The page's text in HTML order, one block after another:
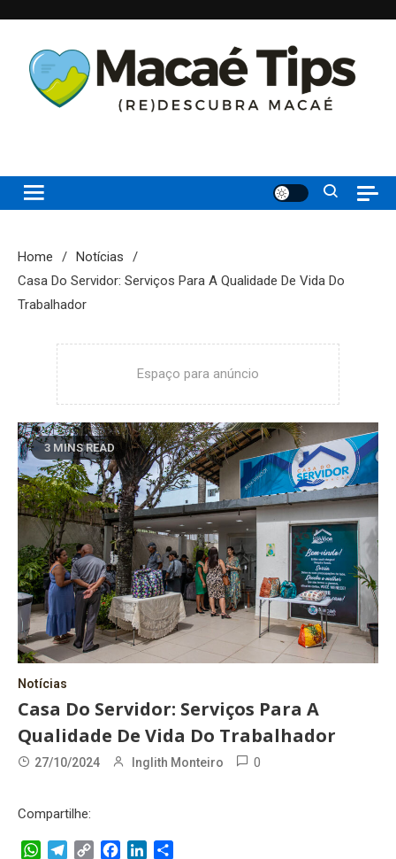
content
Princesinha do Atlântico
Home
Notícias
Casa Do Servidor: Serviços Para A Qualidade De Vida Do
Trabalhador
Espaço para anúncio
3 MINS READ
Notícias
Casa Do Servidor: Serviços Para A
Qualidade De Vida Do Trabalhador
27/10/2024 Inglith Monteiro 0
Compartilhe:
WhatsApp
Telegram
Copy
FacebookLinkedIn